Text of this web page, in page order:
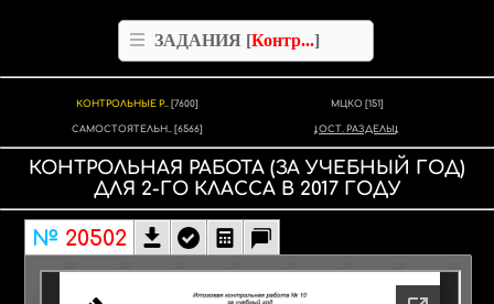
ЗАДАНИЯ [Контр...]
КОНТРОЛЬНЫЕ Р.. [7600] МЦКО [151]
САМОСТОЯТЕЛЬН.. [6566] ОСТ. РАЗДЕЛЫ
КОНТРОЛЬНАЯ РАБОТА (ЗА УЧЕБНЫЙ ГОД)
ДЛЯ 2-ГО КЛАССА В 2017ГОДУ
№ 20502